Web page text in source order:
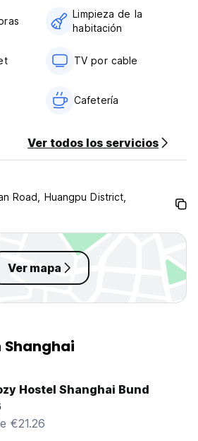
Limpieza de la
habitación
TV por cable
Cafetería
Ver todos los servicios
Road, Huangpu District,
Ver mapa
Shanghai
Hostel Shanghai Bund
€21.26